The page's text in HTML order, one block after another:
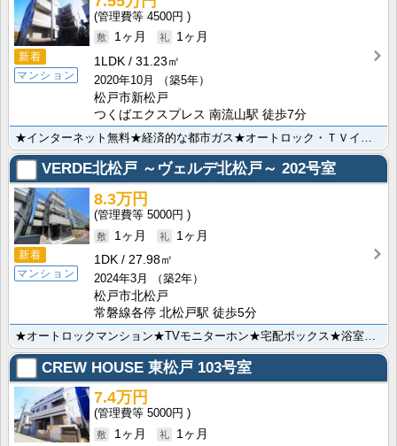
新着
マンション
4500円
1ヶ月
1ヶ月
1LDK
31.23㎡
2020年10月
（築5年）
松戸市新松戸
つくばエクスプレス 南流山駅 徒歩7分
VERDE北松戸 ～ヴェルデ北松戸～ 202号室
新着
マンション
8.3万円
5000円
1ヶ月
1ヶ月
1DK
27.98㎡
2024年3月
（築2年）
松戸市北松戸
常磐線各停 北松戸駅 徒歩5分
CREW HOUSE 東松戸 103号室
7.4万円
5000円
1ヶ月
1ヶ月